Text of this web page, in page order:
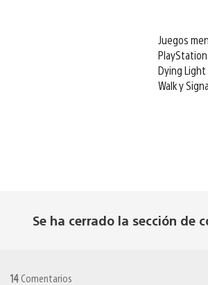
Juegos
Dying Light
Walk y
Se ha cerrado la sección de
14 Comentarios